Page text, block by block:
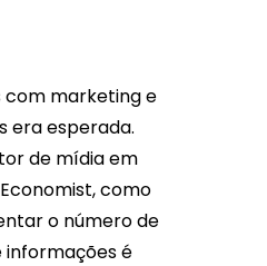
com marketing e
era esperada.
de mídia em
como
o número de
informações é